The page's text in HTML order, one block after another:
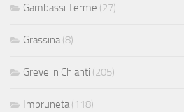
Gambassi Terme (27)
Grassina(8)
Greve in Chianti (205)
Impruneta(118)